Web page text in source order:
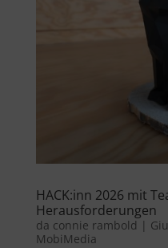
HACK:inn 2026 mit
Herausforderungen
da connie rambold |
MobiMedia